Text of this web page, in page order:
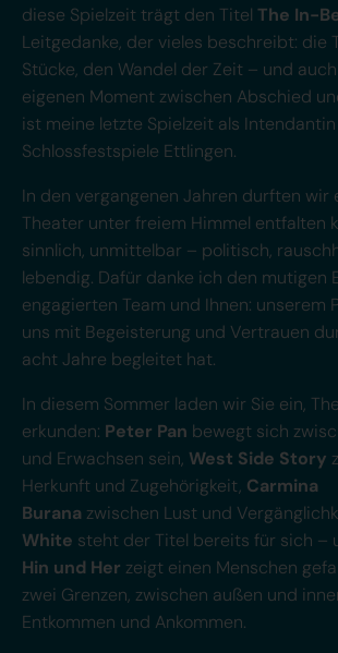
diese Spielzeit trägt den Titel The In-
Leitgedanke, der vieles beschreibt: die
Stücke, den Wandel der Zeit – und
eigenen Moment zwischen Abschied
ist meine letzte Spielzeit als
Schlossfestspiele Ettlingen.
In den vergangenen Jahren durften wir
Theater unter freiem Himmel entfalten
sinnlich, unmittelbar – politisch,
lebendig. Dafür danke ich den mutigen
engagierten Team und Ihnen: unserem
uns mit Begeisterung und Vertrauen
acht Jahre begleitet hat.
In diesem Sommer laden wir Sie ein,
erkunden: Peter Pan bewegt sich
und Erwachsen sein, West Side Story
Herkunft und Zugehörigkeit, Carmina
Burana zwischen Lust und
White steht der Titel bereits für sich –
Hin und Her zeigt einen Menschen
zwei Grenzen, zwischen außen und
Entkommen und Ankommen.